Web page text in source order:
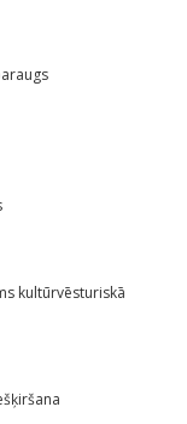
kultūrvēsturiskā